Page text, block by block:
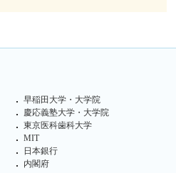
早稲田大学・大学院
慶応義塾大学・大学院
東京医科歯科大学
MIT
日本銀行
内閣府